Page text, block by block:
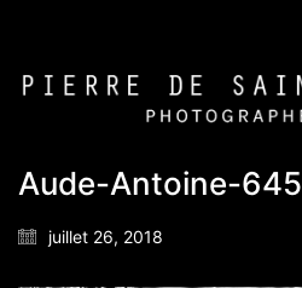
Aude-Antoine-645
juillet 26, 2018